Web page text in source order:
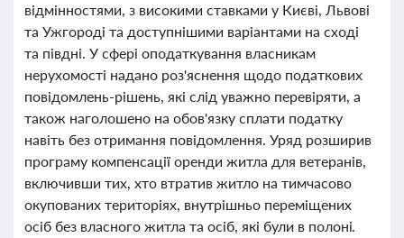
відмінностями, з високими ставками у Києві, Львові
та Ужгороді та доступнішими варіантами на сході
та півдні. У сфері оподаткування власникам
нерухомості надано роз'яснення щодо податкових
повідомлень-рішень, які слід уважно перевіряти, а
також наголошено на обов'язку сплати податку
навіть без отримання повідомлення. Уряд розширив
програму компенсації оренди житла для ветеранів,
включивши тих, хто втратив житло на тимчасово
окупованих територіях, внутрішньо переміщених
осіб без власного житла та осіб, які були в полоні.